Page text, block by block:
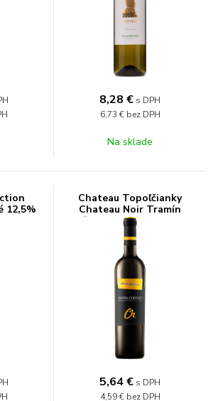
8,28 € s DPH
6,73 € bez DPH
Na sklade
12,5%
Chateau Topoľčianky
Chateau Noir Tramín
červený 12,5% 0,75l
5,64€ s DPH
4,59 € bez DPH